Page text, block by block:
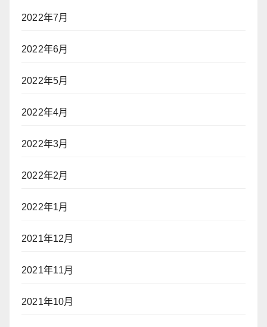
2022年7月
2022年6月
2022年5月
2022年4月
2022年3月
2022年2月
2022年1月
2021年12月
2021年11月
2021年10月